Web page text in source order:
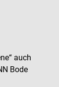
auch
Bode